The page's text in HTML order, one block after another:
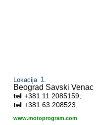
www.motoprogram.com
Lokacija
Beograd Savski Venac
+381 11 2085159;
+381 63 208523;